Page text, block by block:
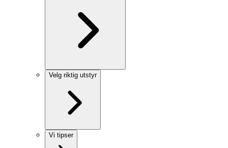
Velg riktig utstyr
Vi tipser